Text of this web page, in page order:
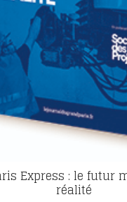
Express : le futur
réalité